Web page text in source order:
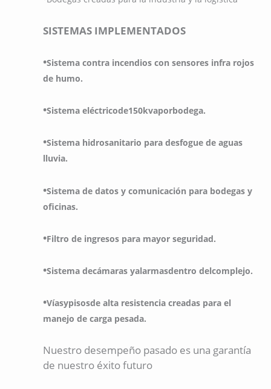
SISTEMAS IMPLEMENTADOS
•Sistema contra incendios con sensores infra rojos
de humo.
•Sistema eléctricode150kvaporbodega.
•Sistema hidrosanitario para desfogue de aguas
lluvia.
•Sistema de datos y comunicación para bodegas y
oficinas.
•Filtro de ingresos para mayor seguridad.
•Sistema decámaras yalarmasdentro delcomplejo.
•Víasypisosde alta resistencia creadas para el
manejo de carga pesada.
Nuestro desempeño pasado es una garantía
de nuestro éxito futuro